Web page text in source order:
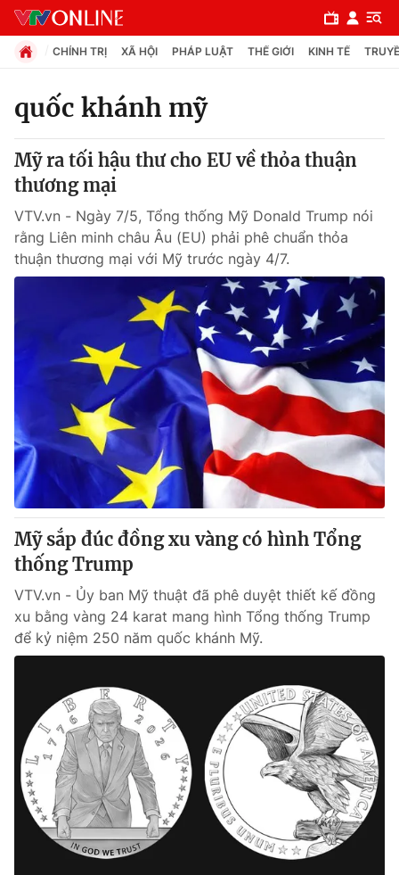
Chuyên mục
Chính trị
Xã hội
Pháp luật
Tin tức
Thế giới đó đây
Câu chuyện quốc tế
Kinh tế
Tài chính
Thị trường
Góc doanh nghiệp
Dữ liệu và đời sống
Truyền hình
Phim VTV
Hậu trường
Nhân vật
Giải sao mai
Giải trí
Điện ảnh
Đời sống
Làm đẹp
Chất lượng cuộc sống
Giáo dục
Tuyển sinh
Học trực tuyến
Công nghệ
Hitech Công nghệ tương lai
Sản phẩm
Thị trường
Giao lưu trực tuyến
Lịch phát sóng
CHÍNH TRỊ XÃ HỘI PHÁP LUẬT THẾ GIỚI KINH TẾ
quốc khánh mỹ
Mỹ ra tối hậu thư cho EU về thỏa thuận
thương mại
VTV.vn - Ngày 7/5, Tổng thống Mỹ Donald Trump nói
rằng Liên minh châu Âu (EU) phải phê chuẩn thỏa
thuận thương mại với Mỹ trước ngày 4/7.
Mỹ sắp đúc đồng xu vàng có hình Tổng
thống Trump
VTV.vn - Ủy ban Mỹ thuật đã phê duyệt thiết kế đồng
xu bằng vàng 24 karat mang hình Tổng thống Trump
để kỷ niệm 250 năm quốc khánh Mỹ.